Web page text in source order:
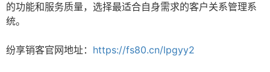
的功能和服务质量，选择最适合自身需求的客户关系管理系
统。
纷享销客官网地址： https://fs80.cn/lpgyy2